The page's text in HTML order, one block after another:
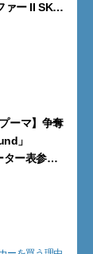
ァー II SK」
ーマ】争奪
」
ター表参道